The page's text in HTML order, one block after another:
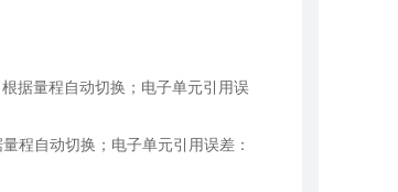
根据量程自动切换；电子单元引用误
程自动切换；电子单元引用误差：